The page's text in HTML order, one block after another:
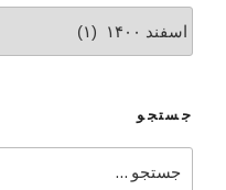
بایگانی
جستجو